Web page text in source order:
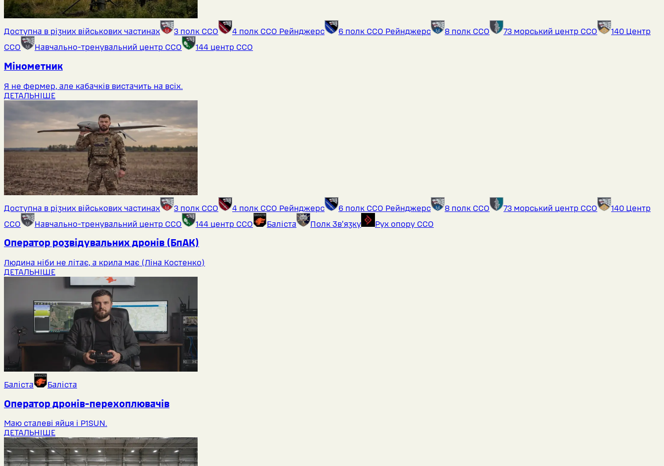
Доступна в різних військових частинах 3 полк ССО 4 полк ССО Рейнджерс 6 полк ССО Рейнджерс 8 полк ССО 73 морський центр ССО
140 Центр
ССО
Навчально-тренувальний центр ССО 144 центр ССО
Мінометник
Я не фермер, але кабачків вистачить на всіх.
ДЕТАЛЬНІШЕ
Доступна в різних військових частинах 3 полк ССО 4 полк ССО Рейнджерс 6 полк ССО Рейнджерс 8 полк ССО 73 морський центр ССО
140 Центр
ССО
Навчально-тренувальний центр ССО 144 центр ССО Баліста Полк Звʼязку Рух опору ССО
Оператор розвідувальних дронів (БпАК)
Людина ніби не літає, а крила має (Ліна Костенко)
ДЕТАЛЬНІШЕ
Баліста Баліста
Оператор дронів-перехоплювачів
Маю сталеві яйця і P1SUN.
ДЕТАЛЬНІШЕ